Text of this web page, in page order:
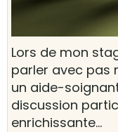
Lors de mon
parler avec pas
un aide-
discussion
enrichissante...